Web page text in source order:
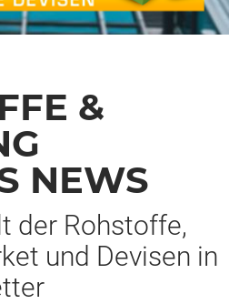
&
NEWS
der Rohstoffe,
und Devisen in